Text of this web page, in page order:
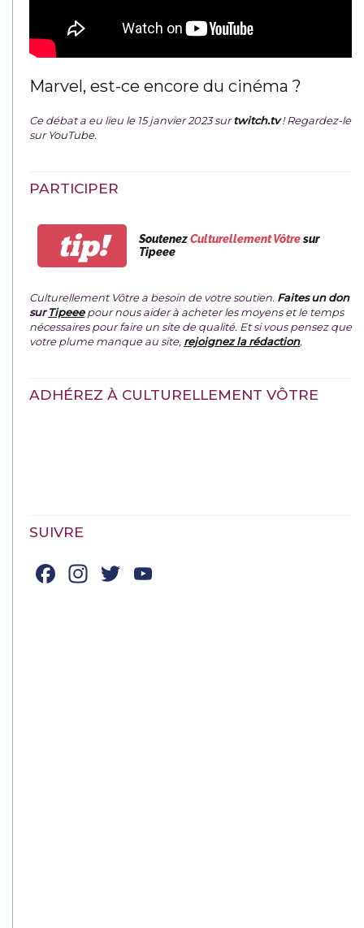
Marvel, est-ce encore du cinéma ?
Ce débat a eu lieu le 15 janvier 2023 surtwitch.tv ! Regardez-le
surYouTube.
PARTICIPER
tip! SoutenezCulturellement Vôtresur
Tipeee
Culturellement Vôtre a besoin de votre soutien. Faites un don
surTipeeepour nous aider à acheter les moyens et le temps
nécessaires pour faire un site de qualité. Et si vous pensez que
votre plume manque au site, rejoignez la rédaction.
ADHÉREZ À CULTURELLEMENT VÔTRE
SUIVRE
Facebook
Instagram
Twitter